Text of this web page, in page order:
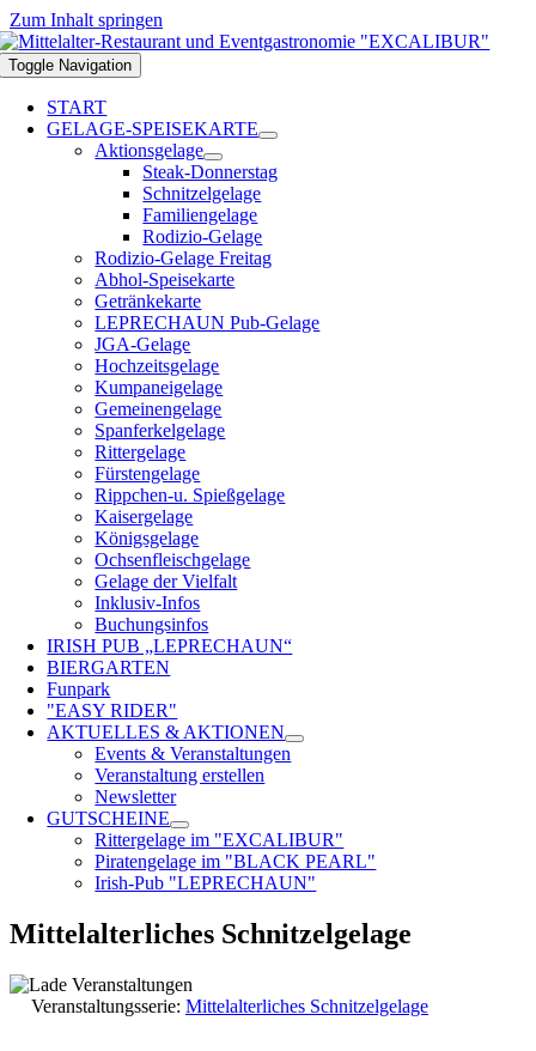
Zum Inhalt springen
Toggle Navigation
START
GELAGE-SPEISEKARTE
Aktionsgelage
Steak-Donnerstag
Schnitzelgelage
Familiengelage
Rodizio-Gelage
Rodizio-Gelage Freitag
Abhol-Speisekarte
Getränkekarte
LEPRECHAUN Pub-Gelage
JGA-Gelage
Hochzeitsgelage
Kumpaneigelage
Gemeinengelage
Spanferkelgelage
Rittergelage
Fürstengelage
Rippchen-u. Spießgelage
Kaisergelage
Königsgelage
Ochsenfleischgelage
Gelage der Vielfalt
Inklusiv-Infos
Buchungsinfos
IRISH PUB „LEPRECHAUN“
BIERGARTEN
Funpark
"EASY RIDER"
AKTUELLES & AKTIONEN
Events & Veranstaltungen
Veranstaltung erstellen
Newsletter
GUTSCHEINE
Rittergelage im "EXCALIBUR"
Piratengelage im "BLACK PEARL"
Irish-Pub "LEPRECHAUN"
Mittelalterliches Schnitzelgelage
Veranstaltungsserie: Mittelalterliches Schnitzelgelage